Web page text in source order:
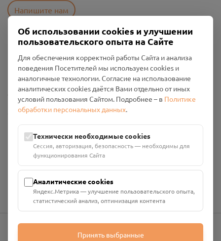
Напишите нам
Политика конфиденциальности
Промо-материалы
Настройки cookies
Общество с ограниченной ответственностью «Смоленский
Проект Помним»
ИНН: 6700029207 ОГРН: 1256700001986
Юридический адрес: 216790, Смоленская область, р-н
Руднянский, г. Рудня, улица Западная, д. 26А, пом. 18
Номер счёта: 40702810901130004287 в АО "АЛЬФА-БАНК"
Об использовании cookies и улучшении
пользовательского опыта на Сайте
Для обеспечения корректной работы Сайта и анализа
поведения Посетителей мы используем cookies и
аналогичные технологии. Согласие на использование
аналитических cookies даётся Вами отдельно от иных
условий пользования Сайтом. Подробнее – в Политике
обработки персональных данных.
Технически необходимые cookies
Сессия, авторизация, безопасность — необходимы для
функционирования Сайта
Аналитические cookies
Яндекс.Метрика — улучшение пользовательского опыта,
статистический анализ, оптимизация контента
Принять выбранные